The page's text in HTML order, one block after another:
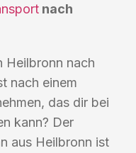
nach
Heilbronn nach
nach einem
das dir bei
kann? Der
aus Heilbronn ist